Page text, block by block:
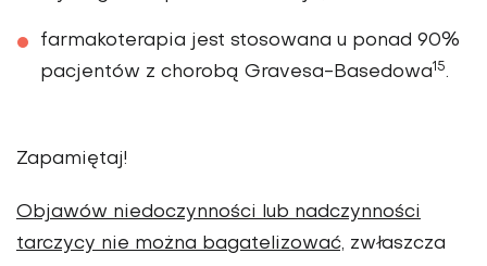
farmakoterapia jest stosowana u ponad 90%
pacjentów z chorobą Gravesa-Basedowa15.
Zapamiętaj!
Objawów niedoczynności lub nadczynności
tarczycy nie można bagatelizować, zwłaszcza